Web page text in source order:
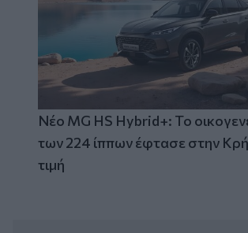
Νέο MG HS Hybrid+: Το
των 224 ίππων έφτασε στην
τιμή